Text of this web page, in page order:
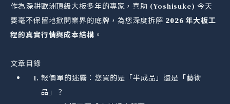
作為深耕歐洲頂級大板多年的專家，喜助 (Yoshisuke) 今天
要毫不保留地掀開業界的底牌，為您深度拆解 2026 年大板工
程的真實行情與成本結構 。
文章目錄
報價單的迷霧：您買的是「半成品」還是「藝術
品」？